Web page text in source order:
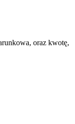
oraz kwotę,